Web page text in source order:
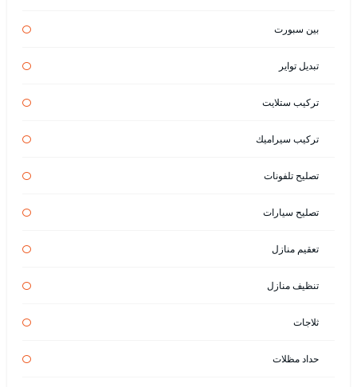
بين سبورت
تبديل تواير
تركيب ستلايت
تركيب سيراميك
تصليح تلفونات
تصليح سيارات
تعقيم منازل
تنظيف منازل
ثلاجات
حداد مظلات